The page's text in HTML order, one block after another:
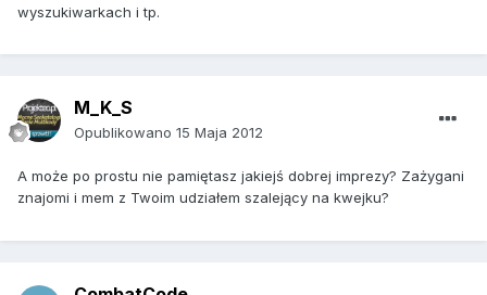
wyszukiwarkach i tp.
M_K_S
Opublikowano 15 Maja 2012
A może po prostu nie pamiętasz jakiejś dobrej imprezy? Zażygani
znajomi i mem z Twoim udziałem szalejący na kwejku?